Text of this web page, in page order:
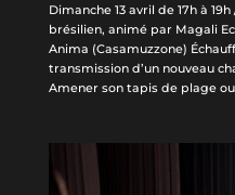
Dimanche 13 avril de 17h à
brésilien, animé par Magali
Anima (Casamuzzone)
transmission d’un nouveau
Amener son tapis de plage